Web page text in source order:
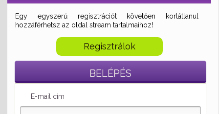
Egy egyszerű regisztrációt követően korlátlanul
hozzáférhetsz az oldal stream tartalmaihoz!
Regisztrálok
BELÉPÉS
E-mail cím